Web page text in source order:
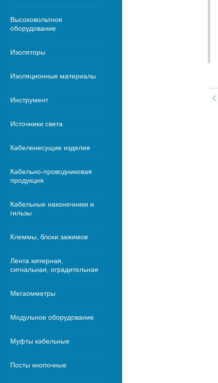
Высоковольтное
оборудование
Изоляторы
Изоляционные материалы
Инструмент
Источники света
Кабеленесущие изделия
Кабельно-проводниковая
продукция
Кабельные наконечники и
гильзы
Клеммы, блоки зажимов
Лента киперная,
сигнальная, оградительная
Мегаомметры
Модульное оборудование
Муфты кабельные
Посты кнопочные